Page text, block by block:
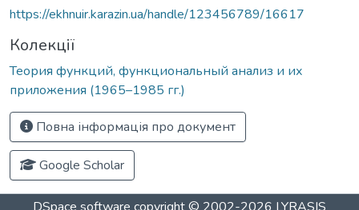
https://ekhnuir.karazin.ua/handle/123456789/16617
Колекції
Теория функций, функциональный анализ и их
приложения (1965–1985 гг.)
Повна інформація про документ
Google Scholar